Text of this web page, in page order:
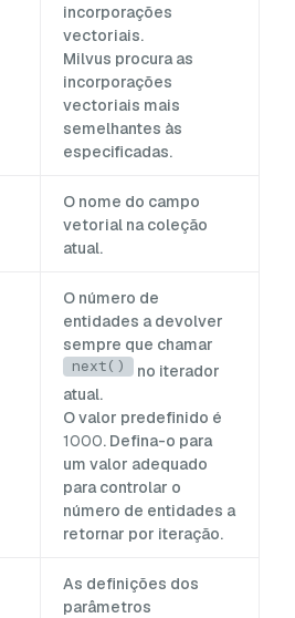
incorporações
vectoriais.
Milvus procura as
incorporações
vectoriais mais
semelhantes às
especificadas.
O nome do campo
vetorial na coleção
atual.
O número de
entidades a devolver
sempre que chamar
next()
no iterador
atual.
O valor predefinido é
1000. Defina-o para
um valor adequado
para controlar o
número de entidades a
retornar por iteração.
As definições dos
parâmetros